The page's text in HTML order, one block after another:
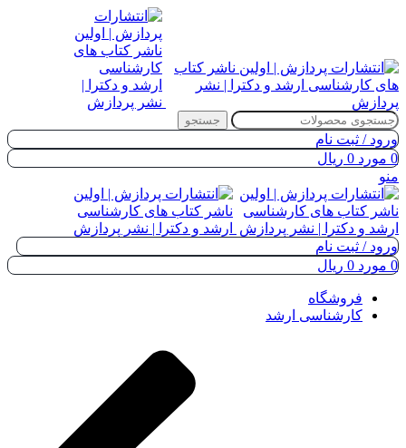
جستجو
ورود / ثبت نام
0 مورد 0 ریال
منو
ورود / ثبت نام
0 مورد 0 ریال
فروشگاه
کارشناسی ارشد